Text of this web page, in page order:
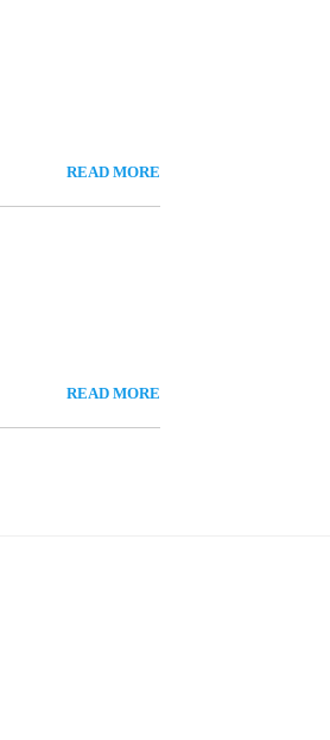
READ MORE
READ MORE